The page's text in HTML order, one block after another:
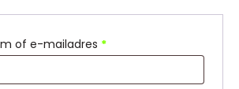
of e-mailadres *Vereist